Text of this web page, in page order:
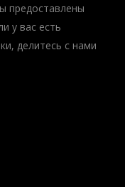
предоставлены
у вас есть
делитесь с нами